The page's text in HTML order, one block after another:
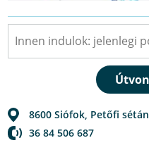
8600 Siófok, Petőfi
36 84 506 687